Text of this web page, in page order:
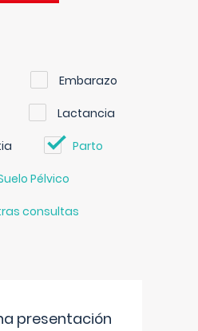
Embarazo
Lactancia
Parto
Pélvico
consultas
presentación